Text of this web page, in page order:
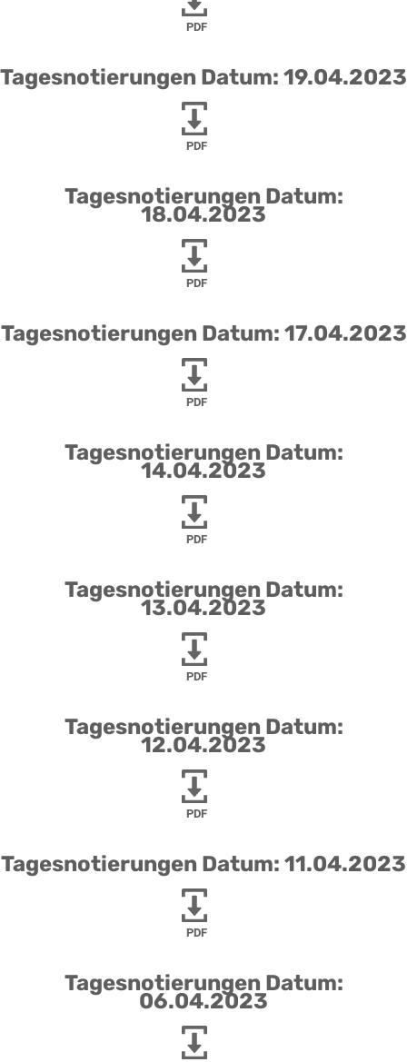
PDF
Tagesnotierungen Datum: 19.04.2023
PDF
Tagesnotierungen Datum:
18.04.2023
PDF
Tagesnotierungen Datum: 17.04.2023
PDF
Tagesnotierungen Datum:
14.04.2023
PDF
Tagesnotierungen Datum:
13.04.2023
PDF
Tagesnotierungen Datum:
12.04.2023
PDF
Tagesnotierungen Datum: 11.04.2023
PDF
Tagesnotierungen Datum:
06.04.2023